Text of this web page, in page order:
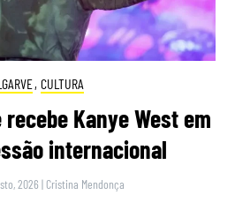
, CULTURA
Kanye West em
internacional
2026 | Cristina Mendonça